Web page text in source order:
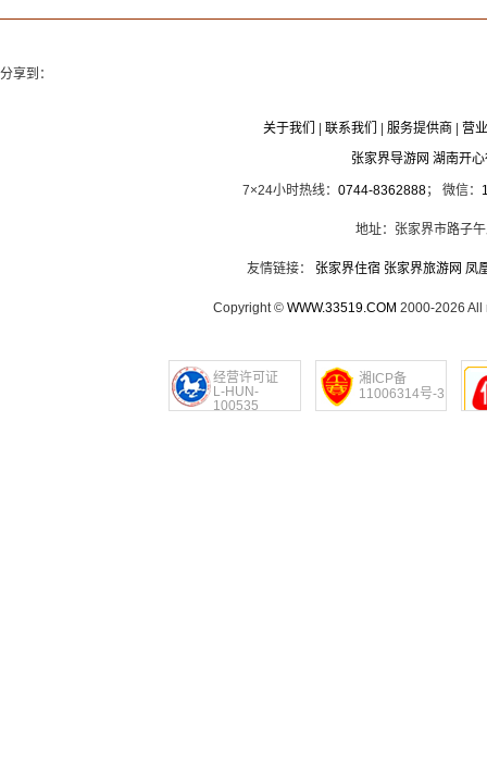
分享到：
关于我们 联系我们 服务提供商
营
张家界导游网 湖南开
7×24小时热线： 0744-8362888； 微信：
地址：张家界市路子
友情链接： 张家界住宿 张家界旅游网 凤
Copyright © WWW.33519.COM 2000-2026 All
经营许可证
L-HUN-
100535
湘ICP备
11006314号-3